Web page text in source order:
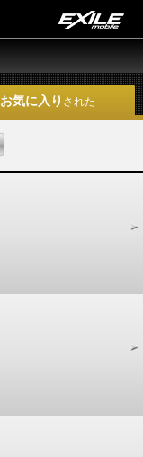
お気に入り された